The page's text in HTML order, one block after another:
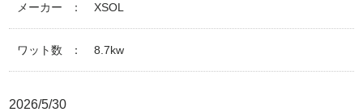
メーカー XSOL
ワット数 8.7kw
2026/5/30